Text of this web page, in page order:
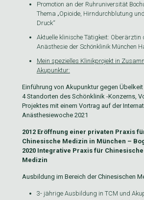
Promotion an der Ruhruniversität
Thema „Opioide, Hirndurchblutung
Druck“
Aktuelle klinische Tätigkeit: Oberärztin
Anästhesie der Schönklinik München
Mein spezielles Klinikprojekt in
Akupunktur:
Einführung von Akupunktur gegen Übelkeit
4 Standorten des Schönklinik -Konzerns,
Projektes mit einem Vortrag auf der
Anästhesiewoche 2021
2012 Eröffnung einer privaten Praxis
Chinesische Medizin in München –
2020 Integrative Praxis für
Medizin
Ausbildung im Bereich der Chinesischen
3- jährige Ausbildung in TCM und